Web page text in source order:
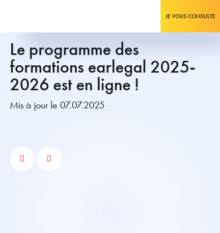
JE VOUS CONSULTE
Le programme des
formations earlegal 2025-
2026 est en ligne !
Mis à jour le 07.07.2025